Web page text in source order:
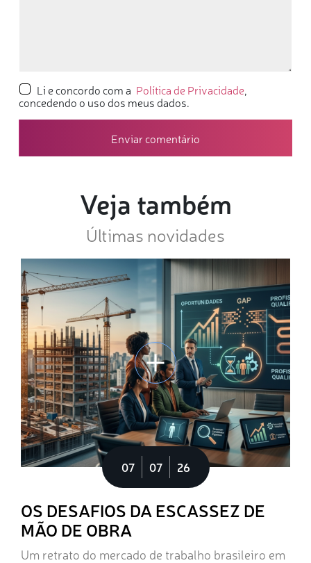
Li e concordo com a Política de Privacidade,
concedendo o uso dos meus dados.
Veja também
Últimas novidades
07 07 26
OS DESAFIOS DA ESCASSEZ DE
MÃO DE OBRA
Um retrato do mercado de trabalho brasileiro em